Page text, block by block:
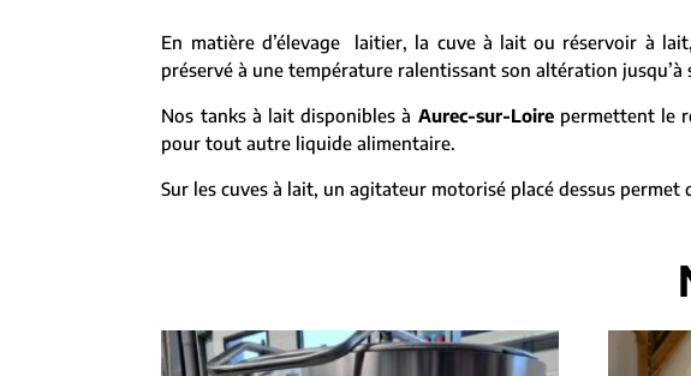
En matière d’élevage laitier, la cuve à lait ou réservoir à
préservé à une température ralentissant son altération
Nos tanks à lait disponibles à Aurec-sur-Loirepermettent le
pour tout autre liquide alimentaire.
Sur les cuves à lait, un agitateur motorisé placé dessus